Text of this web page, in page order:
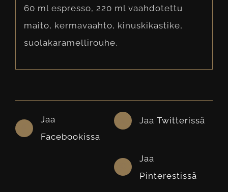
60 ml espresso, 220 ml vaahdotettu
maito, kermavaahto, kinuskikastike,
suolakaramellirouhe.
Jaa
Facebookissa
Jaa Twitterissä
Jaa
Pinterestissä